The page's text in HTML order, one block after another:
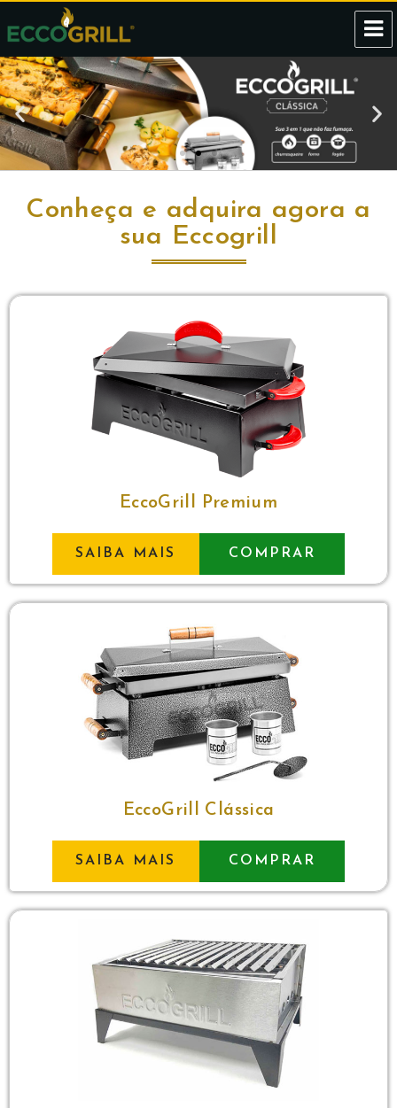
Eccogrill
Conheça e adquira agora a
sua Eccogrill
EccoGrill Premium
SAIBA MAIS COMPRAR
EccoGrill Clássica
SAIBA MAIS COMPRAR